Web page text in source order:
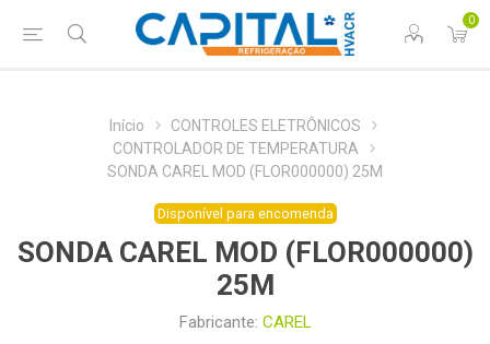
0
Início
CONTROLES ELETRÔNICOS
CONTROLADOR DE TEMPERATURA
SONDA CAREL MOD (FLOR000000) 25M
Disponível para encomenda
SONDA CAREL MOD (FLOR000000)
25M
Fabricante: CAREL